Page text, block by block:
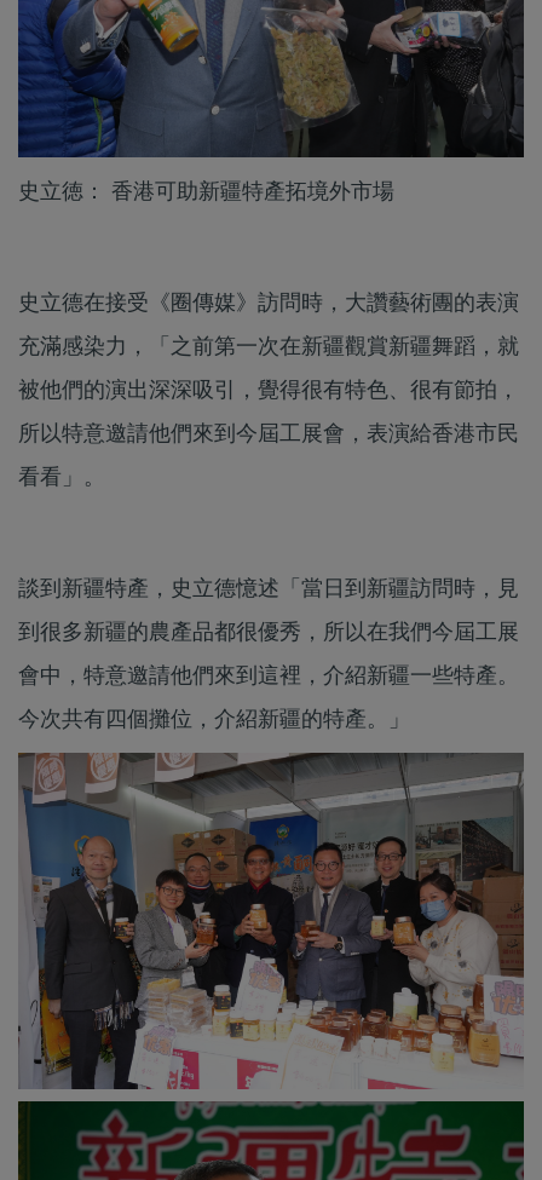
史立徳： 香港可助新疆特產拓境外市場
史立德在接受《圈傳媒》訪問時，大讚藝術團的表演
充滿感染力，「之前第一次在新疆觀賞新疆舞蹈，就
被他們的演出深深吸引，覺得很有特色、很有節拍，
所以特意邀請他們來到今屆工展會，表演給香港市民
看看」。
談到新疆特產，史立德憶述「當日到新疆訪問時，見
到很多新疆的農產品都很優秀，所以在我們今屆工展
會中，特意邀請他們來到這裡，介紹新疆一些特產。
今次共有四個攤位，介紹新疆的特產。」